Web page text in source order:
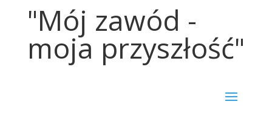
"Mój zawód -
moja przyszłość"